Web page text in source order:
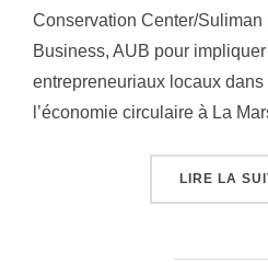
Conservation Center/
Business, AUB pour
entrepreneuriaux locaux
l’économie circulaire à La
LIRE LA